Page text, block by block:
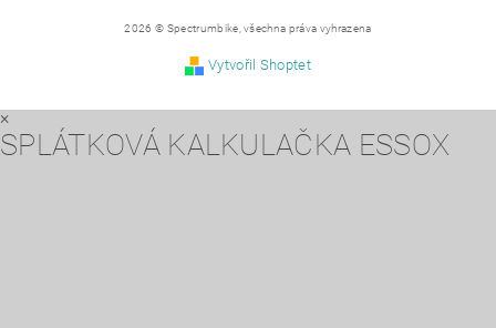
2026 © Spectrumbike, všechna práva vyhrazena
Vytvořil Shoptet
×
SPLÁTKOVÁ KALKULAČKA ESSOX